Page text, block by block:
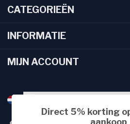
CATEGORIEËN
INFORMATIE
MIJN ACCOUNT
Direct 5% korting
aankoop